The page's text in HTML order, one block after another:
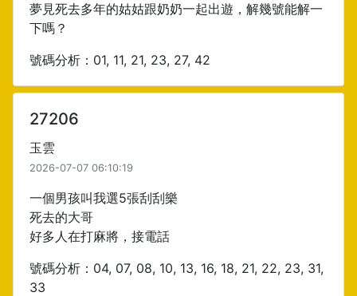
夢見死去多年的姑姑跟奶奶一起出遊，解幾號能解一
下嗎？
號碼分析：01, 11, 21, 23, 27, 42
27206
玉雲
2026-07-07 06:10:19
一個男孩叫我選5張刮刮樂
死去的大哥
好多人在打麻將，接電話
號碼分析：04, 07, 08, 10, 13, 16, 18, 21, 22, 23, 31,
33